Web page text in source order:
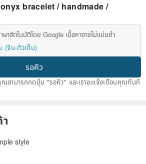
bracelet / handmade /
าอัตโนมัติโดย Google เนื้อหาอาจไม่แม่นยำ
(จีน-ตัวเต็ม)
รอคิว
สามารถกดปุ่ม "รอคิว" และเราจะแจ้งเตือนคุณทันที
style